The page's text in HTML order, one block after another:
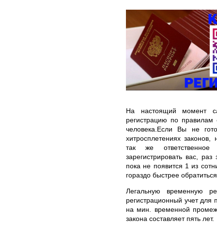
На настоящий момент
регистрацию по
человека.Если Вы не
хитросплетениях
так же ответственное
зарегистрировать вас,
пока не появится 1 из
гораздо быстрее
Легальную временную
регистрационный учет
на мин. временной
закона составляет пять лет.